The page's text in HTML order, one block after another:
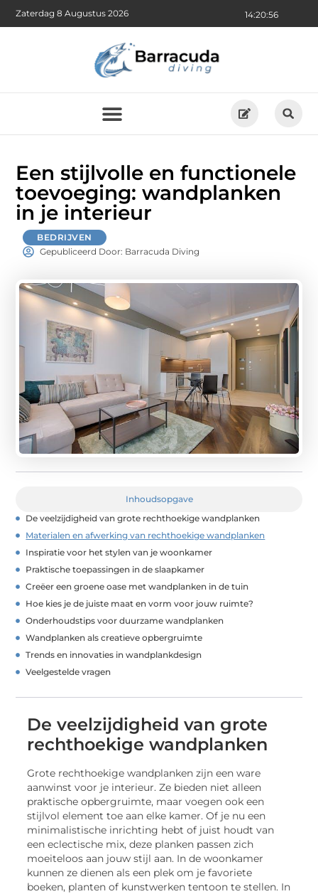
14:20:57
Zaterdag 8 Augustus 2026
Een stijlvolle en functionele
toevoeging: wandplanken
in je interieur
BEDRIJVEN
Gepubliceerd Door: Barracuda Diving
Inhoudsopgave
De veelzijdigheid van grote rechthoekige wandplanken
Materialen en afwerking van rechthoekige wandplanken
Inspiratie voor het stylen van je woonkamer
Praktische toepassingen in de slaapkamer
Creëer een groene oase met wandplanken in de tuin
Hoe kies je de juiste maat en vorm voor jouw ruimte?
Onderhoudstips voor duurzame wandplanken
Wandplanken als creatieve opbergruimte
Trends en innovaties in wandplankdesign
Veelgestelde vragen
De veelzijdigheid van grote
rechthoekige wandplanken
Grote rechthoekige wandplanken zijn een ware
aanwinst voor je interieur. Ze bieden niet alleen
praktische opbergruimte, maar voegen ook een
stijlvol element toe aan elke kamer. Of je nu een
minimalistische inrichting hebt of juist houdt van
een eclectische mix, deze planken passen zich
moeiteloos aan jouw stijl aan. In de woonkamer
kunnen ze dienen als een plek om je favoriete
boeken, planten of kunstwerken tentoon te stellen. In